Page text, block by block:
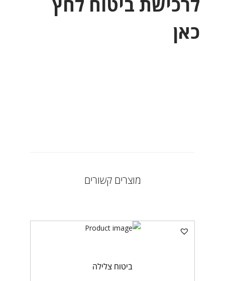
כאן
מוצרים קשורים
ביטוח צלילה